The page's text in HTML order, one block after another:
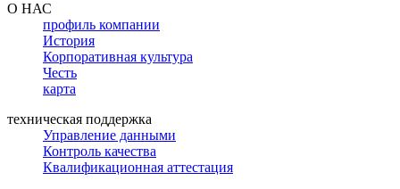
О НАС
профиль компании
История
Корпоративная культура
Честь
карта
техническая поддержка
Управление данными
Контроль качества
Квалификационная аттестация